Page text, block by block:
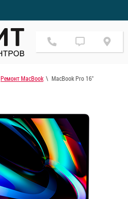
Ремонт MacBook MacBook Pro 16"